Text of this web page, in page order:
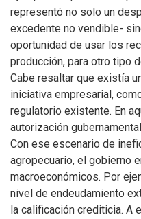
representó no solo un
excedente no vendible-
oportunidad de usar los
producción, para otro tipo
Cabe resaltar que existía
iniciativa empresarial,
regulatorio existente. En
autorización
Con ese escenario de
agropecuario, el gobierno
macroeconómicos. Por
nivel de endeudamiento
la calificación crediticia. A